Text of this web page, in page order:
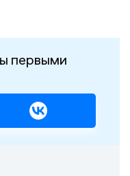
первыми